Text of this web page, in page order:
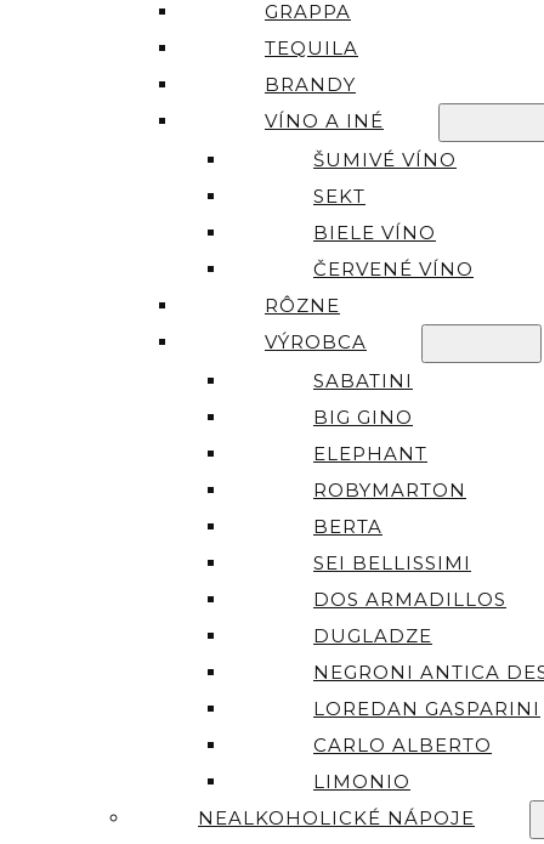
GRAPPA
TEQUILA
BRANDY
VÍNO A INÉ
ŠUMIVÉ VÍNO
SEKT
BIELE VÍNO
ČERVENÉ VÍNO
RÔZNE
VÝROBCA
SABATINI
BIG GINO
ELEPHANT
ROBYMARTON
BERTA
SEI BELLISSIMI
DOS ARMADILLOS
DUGLADZE
NEGRONI ANTICA
LOREDAN GASPARINI
CARLO ALBERTO
LIMONIO
NEALKOHOLICKÉ NÁPOJE